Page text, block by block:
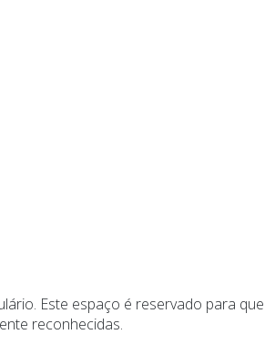
Este espaço é reservado para
reconhecidas.